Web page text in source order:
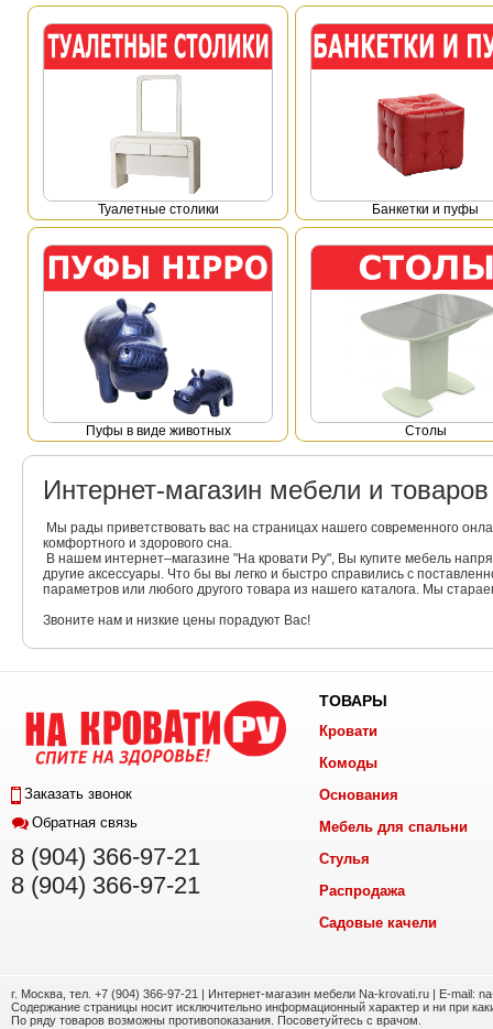
Туалетные столики Банкетки и пуфы
Пуфы в виде животных Столы
Интернет-магазин мебели и
Мы рады приветствовать вас на страницах нашего современного
комфортного и здорового сна.
В нашем интернет–магазине "На кровати Ру", Вы купите мебель
другие аксессуары. Что бы вы легко и быстро справились с
параметров или любого другого товара из нашего каталога. Мы
Звоните нам и низкие цены порадуют Вас!
Заказать звонок
Обратная связь
8 (904) 366-97-21
8 (904) 366-97-21
ТОВАРЫ
Кровати
Комоды
Основания
Мебель для спальни
Стулья
Распродажа
Садовые качели
г. Москва, тел. +7 (904) 366-97-21 | Интернет-магазин мебели Na-krovati.ru | E-mail:
Содержание страницы носит исключительно информационный характер и ни при
По ряду товаров возможны противопоказания. Посоветуйтесь с врачом.